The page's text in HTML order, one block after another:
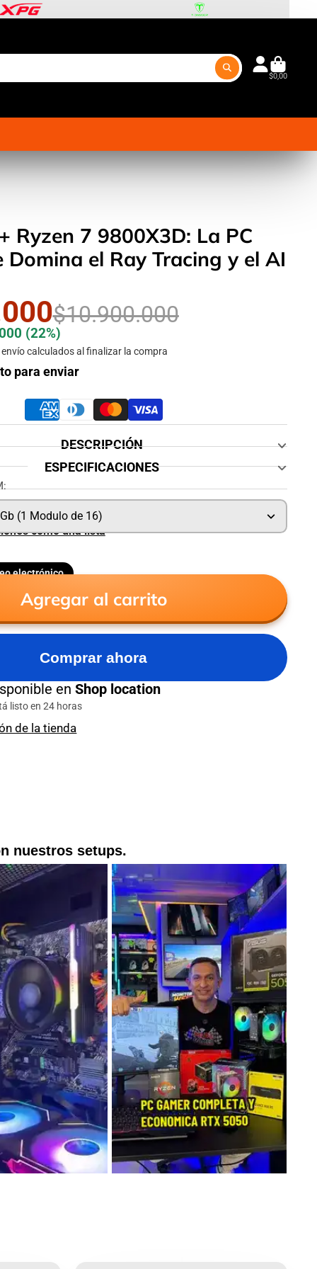
$0,00
Ryzen 7 9800X3D: La PC
Domina el Ray Tracing y el AI
$10.900.000
(22%)
calculados al finalizar la compra
para enviar
DESCRIPCIÓN
ESPECIFICACIONES
(1 Modulo de 16)
como una lista
electrónico
Agregar al carrito
Comprar ahora
enShop location
listo en 24 horas
de la tienda
nuestros setups.